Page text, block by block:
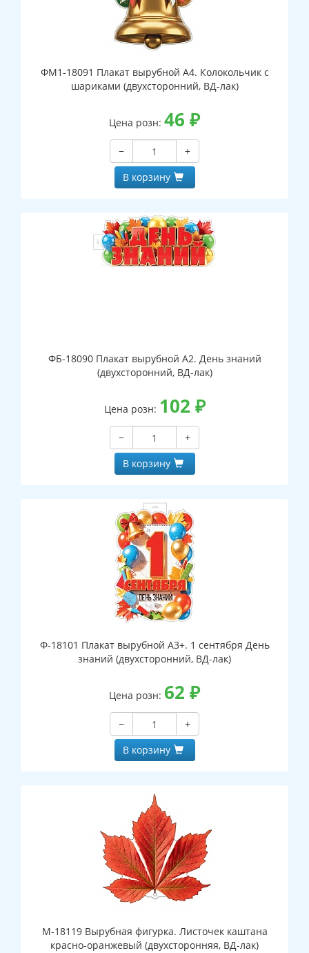
ФМ1-18091 Плакат вырубной А4. Колокольчик с
шариками (двухсторонний, ВД-лак)
Цена розн: 46 ₽
−
+
В корзину
ФБ-18090 Плакат вырубной А2. День знаний
(двухсторонний, ВД-лак)
Цена розн: 102 ₽
−
+
В корзину
Ф-18101 Плакат вырубной А3+. 1 сентября День
знаний (двухсторонний, ВД-лак)
Цена розн: 62 ₽
−
+
В корзину
М-18119 Вырубная фигурка. Листочек каштана
красно-оранжевый (двухсторонняя, ВД-лак)